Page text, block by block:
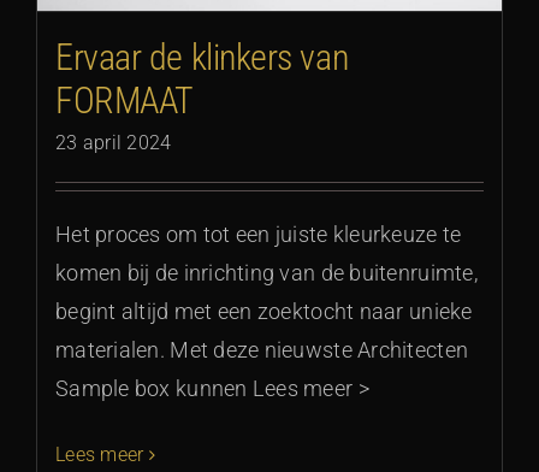
Ervaar de klinkers van
FORMAAT
23 april 2024
Het proces om tot een juiste kleurkeuze te
komen bij de inrichting van de buitenruimte,
begint altijd met een zoektocht naar unieke
materialen. Met deze nieuwste Architecten
Sample box kunnen Lees meer >
Lees meer